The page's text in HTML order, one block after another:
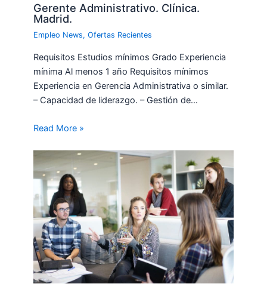
Gerente Administrativo. Clínica.
Madrid.
Empleo News,Ofertas Recientes
Requisitos Estudios mínimos Grado Experiencia
mínima Al menos 1 año Requisitos mínimos
Experiencia en Gerencia Administrativa o similar.
– Capacidad de liderazgo. – Gestión de…
Read More »